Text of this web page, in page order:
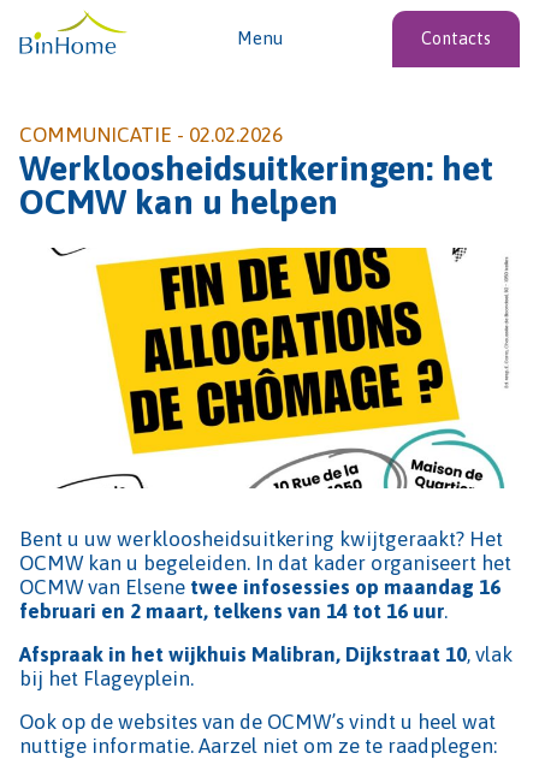
Menu Contacts
COMMUNICATIE - 02.02.2026
Werkloosheidsuitkeringen: het
OCMW kan u helpen
Bent u uw werkloosheidsuitkering kwijtgeraakt? Het
OCMW kan u begeleiden. In dat kader organiseert het
OCMW van Elsene twee infosessies op maandag 16
februari en 2 maart, telkens van 14 tot 16 uur.
Afspraak in het wijkhuis Malibran, Dijkstraat 10, vlak
bij het Flageyplein.
Ook op de websites van de OCMW’s vindt u heel wat
nuttige informatie. Aarzel niet om ze te raadplegen: